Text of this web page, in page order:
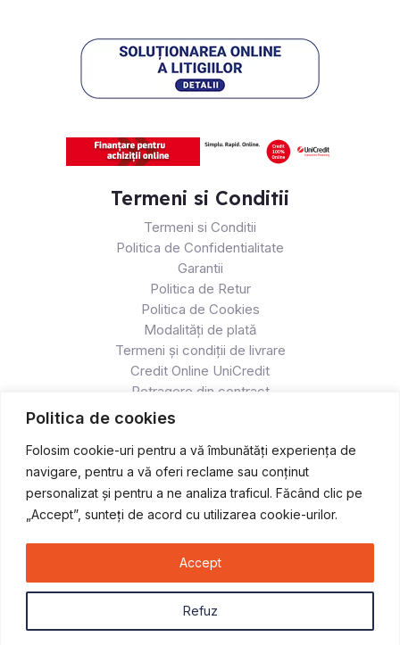
Politica de cookies
Folosim cookie-uri pentru a vă îmbunătăți experiența de
navigare, pentru a vă oferi reclame sau conținut
personalizat și pentru a ne analiza traficul. Făcând clic pe
„Accept”, sunteți de acord cu utilizarea cookie-urilor.
Refuz
Accept
Termeni si Conditii
Termeni si Conditii
Politica de Confidentialitate
Garantii
Politica de Retur
Politica de Cookies
Modalități de plată
Termeni și condiții de livrare
Credit Online UniCredit
Retragere din contract
Copyright © 2026 Atv & Moto - Race